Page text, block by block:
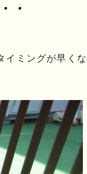
・
ミングが早くな